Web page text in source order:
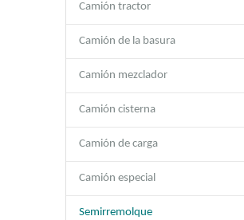
Camión tractor
Camión de la basura
Camión mezclador
Camión cisterna
Camión de carga
Camión especial
Semirremolque